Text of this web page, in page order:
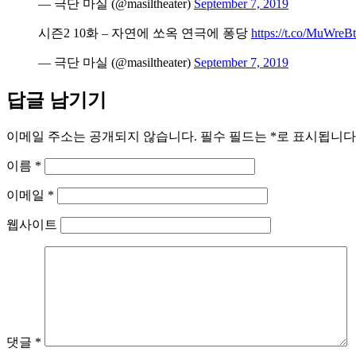
— 극단 마실 (@masiltheater) September 7, 2019
시즌2 10화 – 자연에 쏘옥 연극에 퐁당 https://t.co/
— 극단 마실 (@masiltheater) September 7, 2019
답글 남기기
이메일 주소는 공개되지 않습니다. 필수 필드는 *로 표시됩니다
이름 *
이메일 *
웹사이트
댓글 *